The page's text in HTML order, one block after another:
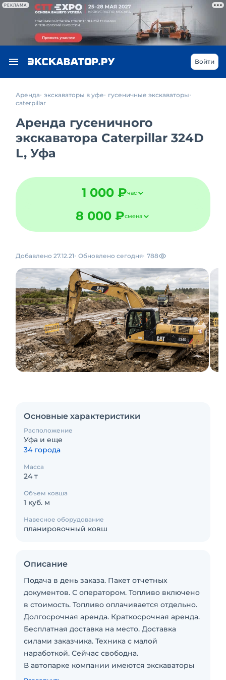
РЕКЛАМА
Войти
Аренда экскаваторы в уфе
гусеничные экскаваторы
caterpillar
Аренда гусеничного
экскаватора Caterpillar 324D
L, Уфа
1 000 ₽час
8 000 ₽смена
Добавлено 27.12.21 Обновлено сегодня 788
Основные характеристики
Расположение
Уфа и еще
34 города
Масса
24 т
Объем ковша
1 куб. м
Навесное оборудование
планировочный ковш
Описание
Подача в день заказа. Пакет отчетных
документов. С оператором. Топливо включено
в стоимость. Топливо оплачивается отдельно.
Долгосрочная аренда. Краткосрочная аренда.
Бесплатная доставка на место. Доставка
силами заказчика. Техника с малой
наработкой. Сейчас свободна.
В автопарке компании имеются экскаваторы
полноповоротные гусеничные габаритные и